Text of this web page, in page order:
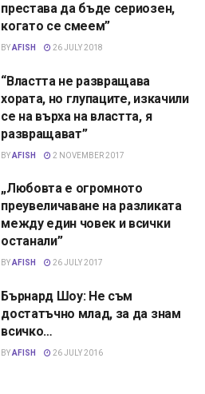
престава да бъде сериозен,
когато се смеем”
BYAFISH 26 JULY 2018
“Властта не развращава
хората, но глупаците, изкачили
се на върха на властта, я
развращават”
BYAFISH 2 NOVEMBER 2017
„Любовта е огромното
преувеличаване на разликата
между един човек и всички
останали”
BYAFISH 26 JULY 2017
Бърнард Шоу: Не съм
достатъчно млад, за да знам
всичко…
BYAFISH 26 JULY 2016